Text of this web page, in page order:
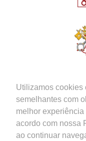
Utilizamos cookies
semelhantes com
melhor
acordo com nossa
ao continuar